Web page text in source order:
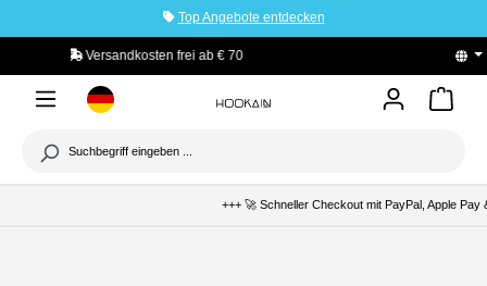
Top Angebote entdecken
PayPal Käuferschutz
+++ 🚀 Schneller Checkout mit PayPal, Apple Pay